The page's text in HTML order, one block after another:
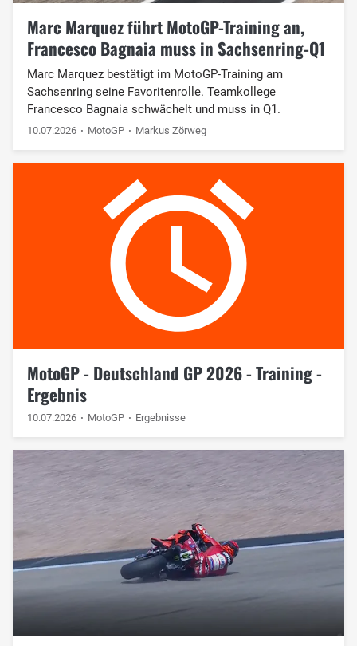
Marc Marquez führt MotoGP-Training an,
Francesco Bagnaia muss in Sachsenring-Q1
Marc Marquez bestätigt im MotoGP-Training am
Sachsenring seine Favoritenrolle. Teamkollege
Francesco Bagnaia schwächelt und muss in Q1.
10.07.2026 MotoGP Markus Zörweg
MotoGP - Deutschland GP 2026 - Training -
Ergebnis
10.07.2026 MotoGP Ergebnisse